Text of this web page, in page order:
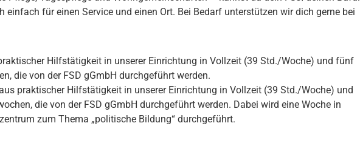
einfach für einen Service und einen Ort. Bei Bedarf unterstützen wir dich gerne bei
Hilfstätigkeit in unserer Einrichtung in Vollzeit (39 Std./Woche) und fünf
die von der FSD gGmbH durchgeführt werden.
praktischer Hilfstätigkeit in unserer Einrichtung in Vollzeit (39 Std./Woche) und
die von der FSD gGmbH durchgeführt werden. Dabei wird eine Woche in
zum Thema „politische Bildung“ durchgeführt.